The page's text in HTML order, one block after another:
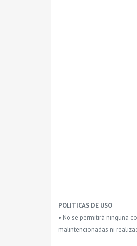
POLITICAS DE USO
• No se permitirá ninguna
malintencionadas ni